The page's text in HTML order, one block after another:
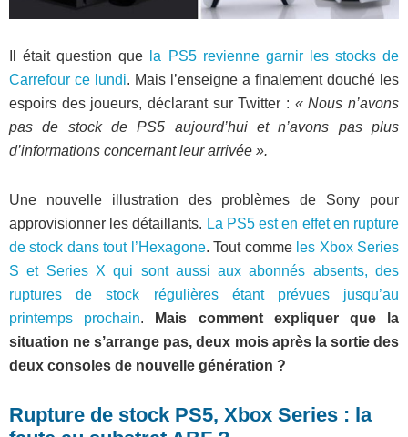
Il était question que
la PS5 revienne garnir les stocks de
Carrefour ce lundi. Mais l’enseigne a finalement douché les
espoirs des joueurs, déclarant sur Twitter : « Nous n’avons
pas de stock de PS5 aujourd’hui et n’avons pas plus
d’informations concernant leur arrivée ».
Une nouvelle illustration des problèmes de Sony pour
approvisionner les détaillants. La PS5 est en effet en rupture
de stock dans tout l’Hexagone. Tout comme les Xbox Series
S et Series X qui sont aussi aux abonnés absents, des
ruptures de stock régulières étant prévues jusqu’au
printemps prochain.
Mais comment expliquer que la
situation ne s’arrange pas, deux mois après la sortie des
deux consoles de nouvelle génération ?
Rupture de stock PS5, Xbox Series : la